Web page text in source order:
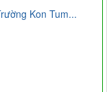
Kon Tum...